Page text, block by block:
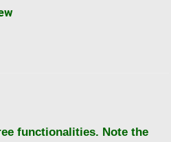
functionalities. Note the